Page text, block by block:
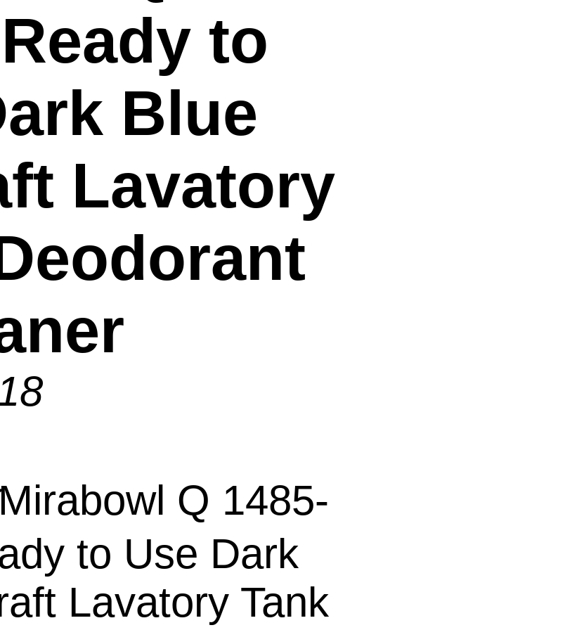
to
Blue
Lavatory
Q 1485-
to Use Dark
Lavatory Tank